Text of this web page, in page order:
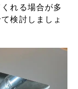
れる場合が多
検討しましょ